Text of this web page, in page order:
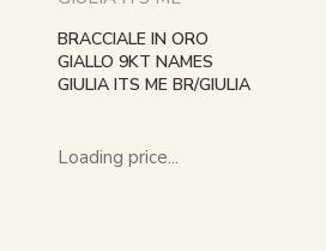
BRACCIALE IN ORO
GIALLO 9KT NAMES
GIULIA ITS ME BR/GIULIA
Loading price...